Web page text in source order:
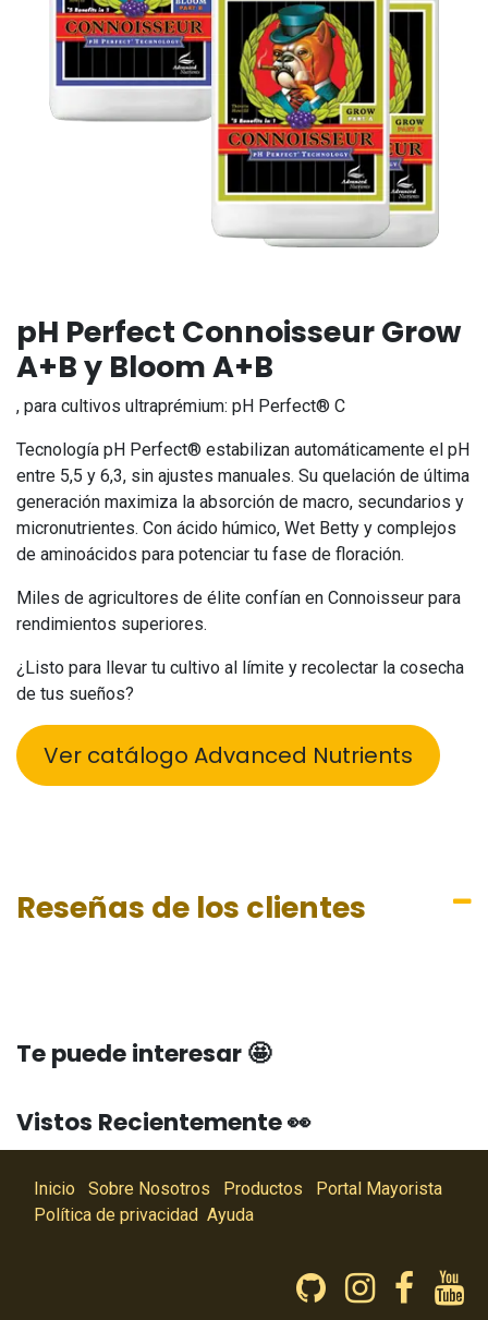
pH Perfect Connoisseur Grow
A+B y Bloom A+B
, para cultivos ultraprémium: pH Perfect® C
Tecnología pH Perfect® estabilizan automáticamente el pH
entre 5,5 y 6,3, sin ajustes manuales. Su quelación de última
generación maximiza la absorción de macro, secundarios y
micronutrientes. Con ácido húmico, Wet Betty y complejos
de aminoácidos para potenciar tu fase de floración.
Miles de agricultores de élite confían en Connoisseur para
rendimientos superiores.
¿Listo para llevar tu cultivo al límite y recolectar la cosecha
de tus sueños?
Ver catálogo Advanced Nutrients
Reseñas de los clientes
Te puede interesar 🤩
Vistos Recientemente 👀
Inicio Sobre Nosotros Productos
Portal Mayorista
Política de privacidad Ayuda